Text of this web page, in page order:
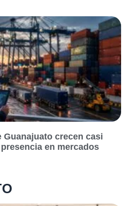
crecen casi
en mercados